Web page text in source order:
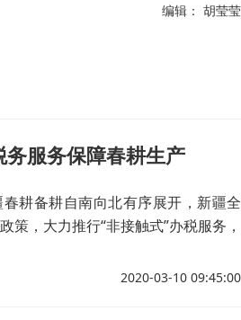
编辑： 胡莹莹
务服务保障春耕生产
耕备耕自南向北有序展开，新疆全
策，大力推行“非接触式”办税服务，
2020-03-10 09:45:00